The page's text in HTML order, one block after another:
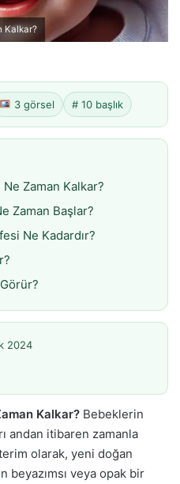
Kalkar?
3 görsel # 10 başlık
Zaman Kalkar?
Zaman Başlar?
Ne Kadardır?
2024
Kalkar? Bebeklerin
andan itibaren zamanla
olarak, yeni doğan
veya opak bir